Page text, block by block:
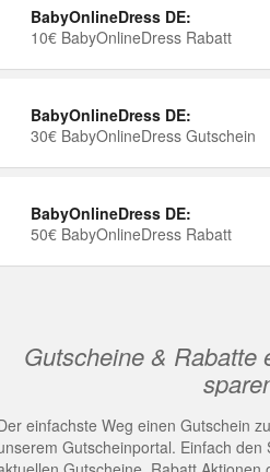
BabyOnlineDress DE:
10€ BabyOnlineDress Rabatt
BabyOnlineDress DE:
30€ BabyOnlineDress Gutschein
BabyOnlineDress DE:
50€ BabyOnlineDress Rabatt
Gutscheine & Rabatte
einfachste Weg einen Gutschein
Gutscheinportal. Einfach